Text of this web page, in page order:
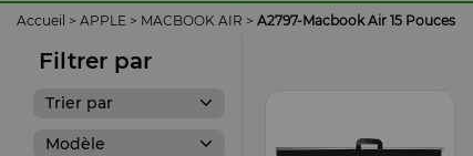
Accueil > APPLE > MACBOOK AIR > A2797-Macbook Air 15 Pouces
Filtrer par
Trier par
Modèle